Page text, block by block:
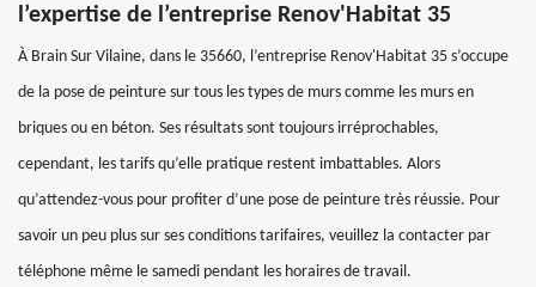
l’expertise de l’entreprise Renov'Habitat 35
À Brain Sur Vilaine, dans le 35660, l’entreprise Renov'Habitat 35 s’occupe
de la pose de peinture sur tous les types de murs comme les murs en
briques ou en béton. Ses résultats sont toujours irréprochables,
cependant, les tarifs qu’elle pratique restent imbattables. Alors
qu’attendez-vous pour profiter d’une pose de peinture très réussie. Pour
savoir un peu plus sur ses conditions tarifaires, veuillez la contacter par
téléphone même le samedi pendant les horaires de travail.